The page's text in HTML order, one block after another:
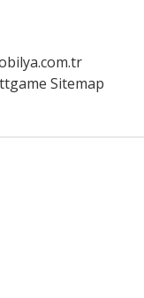
Sitemap